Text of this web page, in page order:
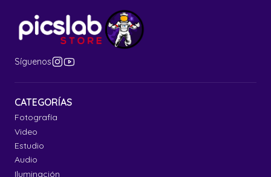
Síguenos
CATEGORÍAS
Fotografía
Video
Estudio
Audio
Iluminación